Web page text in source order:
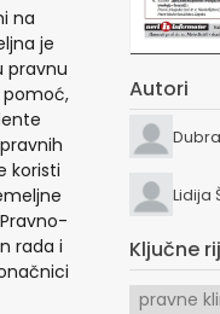
na
je
pravnu
koristi
rada i
Autori
Lidija
Ključne
pravne